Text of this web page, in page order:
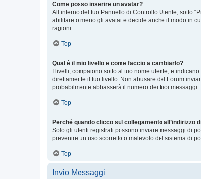
Come posso inserire un avatar?
All’interno del tuo Pannello di Controllo Utente, sotto
abilitare o meno gli avatar e decide anche il modo in
ragioni.
Top
Qual è il mio livello e come faccio a cambiarlo?
I livelli, compaiono sotto al tuo nome utente, e
direttamente il tuo livello. Non abusare del Forum
probabilmente abbasserà il numero dei tuoi messaggi.
Top
Perché quando clicco sul collegamento all’indirizzo
Solo gli utenti registrati possono inviare messaggi di
prevenire un uso scorretto o malevolo del sistema di
Top
Invio Messaggi